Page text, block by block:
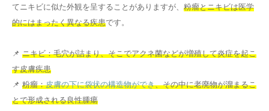
てニキビに似た外観を呈することがありますが、 粉瘤とニキビは医学
的にはまったく異なる疾患です。
📌 ニキビ：毛穴が詰まり、そこでアクネ菌などが増殖して炎症を起こ
す皮膚疾患
📌 粉瘤：皮膚の下に袋状の構造物ができ、その中に老廃物が溜まるこ
とで形成される良性腫瘍